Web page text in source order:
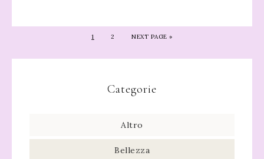
1 2 NEXT PAGE »
Categorie
Altro
Bellezza